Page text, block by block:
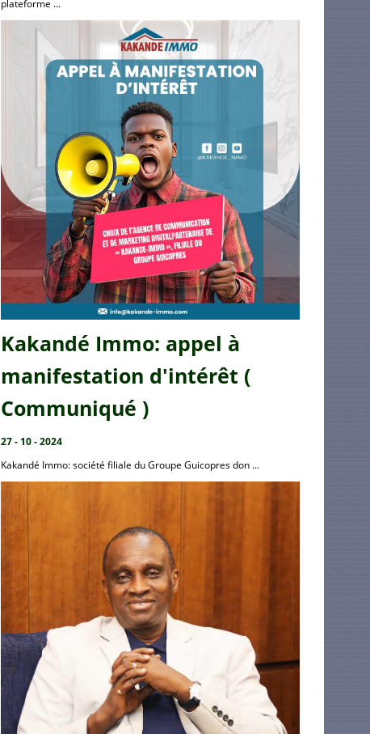
plateforme ...
Kakandé Immo: appel à
manifestation d'intérêt (
Communiqué )
27 - 10 - 2024
Kakandé Immo: société filiale du Groupe Guicopres don ...